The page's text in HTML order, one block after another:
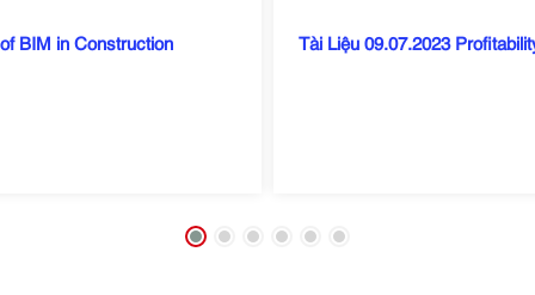
BIM in Construction Tài Liệu 09.07.2023